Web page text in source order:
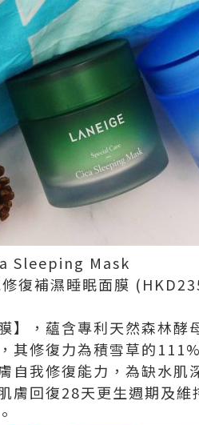
Sleeping Mask
修復補濕睡眠面膜
】，蘊含專利天然森林酵
其修復力為積雪草的
自我修復能力，為缺水肌
膚回復28天更生週期及維